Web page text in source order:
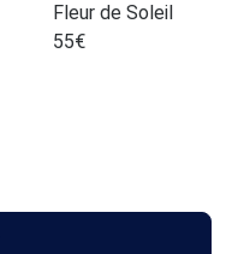
Fleur de Soleil
55€